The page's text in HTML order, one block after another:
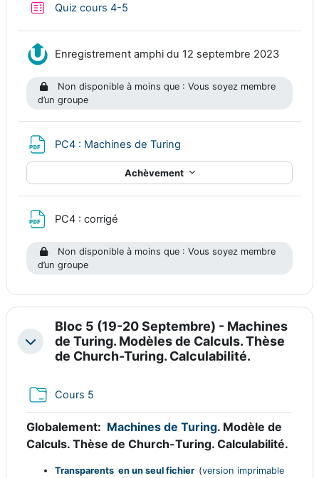
Quiz cours 4-5
Enregistrement amphi du 12 septembre 2023
Non disponible à moins que : Vous soyez membre
d’un groupe
PC4 : Machines de Turing
Achèvement
PC4 : corrigé
Non disponible à moins que : Vous soyez membre
d’un groupe
Replier
Bloc 5 (19-20 Septembre) - Machines
de Turing. Modèles de Calculs. Thèse
de Church-Turing. Calculabilité.
Cours 5
Globalement: Machines de Turing. Modèle de
Calculs. Thèse de Church-Turing. Calculabilité.
Transparents en un seul fichier (version imprimable